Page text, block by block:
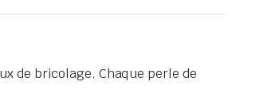
de bricolage. Chaque perle de